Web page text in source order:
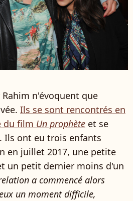
n'évoquent que
Ils se sont rencontrés en
du film Un prophète et se
Ils ont eu trois enfants
en juillet 2017, une petite
un petit dernier moins d'un
a commencé alors
un moment difficile,